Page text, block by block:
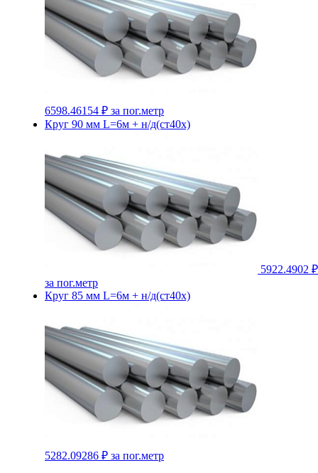
6598.46154 ₽ за пог.метр
Круг 90 мм L=6м + н/д(ст40х)
5922.4902 ₽
за пог.метр
Круг 85 мм L=6м + н/д(ст40х)
5282.09286 ₽ за пог.метр